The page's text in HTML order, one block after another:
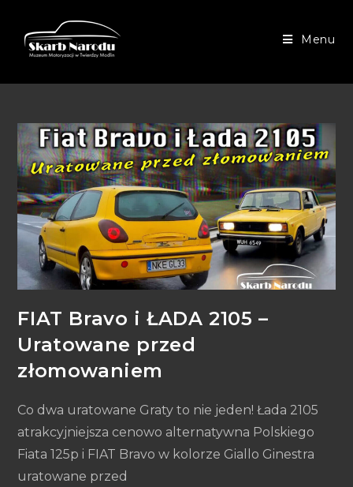
Menu
FIAT Bravo i ŁADA 2105 –
Uratowane przed
złomowaniem
Co dwa uratowane Graty to nie jeden! Łada 2105
atrakcyjniejsza cenowo alternatywna Polskiego
Fiata 125p i FIAT Bravo w kolorze Giallo Ginestra
uratowane przed